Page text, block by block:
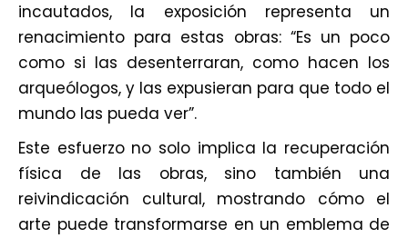
incautados, la exposición representa un
renacimiento para estas obras: “Es un poco
como si las desenterraran, como hacen los
arqueólogos, y las expusieran para que todo el
mundo las pueda ver”.
Este esfuerzo no solo implica la recuperación
física de las obras, sino también una
reivindicación cultural, mostrando cómo el
arte puede transformarse en un emblema de